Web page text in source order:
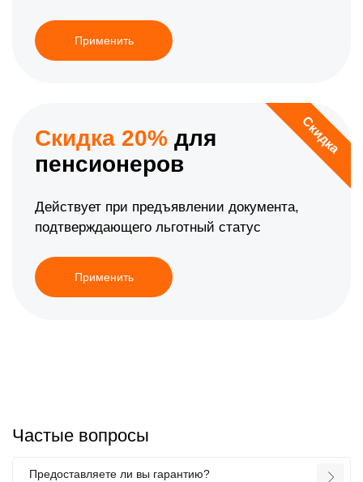
Применить
Скидка
Скидка 20% для
пенсионеров
Действует при предъявлении документа,
подтверждающего льготный статус
Применить
Частые вопросы
Предоставляете ли вы гарантию?